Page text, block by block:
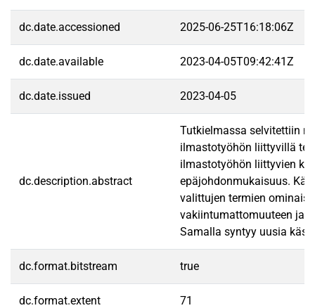
dc.date.accessioned 2025-06-25T16:18:06Z
dc.date.available 2023-04-05T09:42:41Z
dc.date.issued 2023-04-05
dc.description.abstract
Tutkielmassa selvitettiin
ilmastotyöhön liittyvillä
ilmastotyöhön liittyvien
epäjohdonmukaisuus.
valittujen termien
vakiintumattomuuteen ja
Samalla syntyy uusia
dc.format.bitstream true
dc.format.extent 71